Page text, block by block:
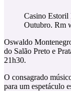
Casino Estoril
Outubro. Rm
Oswaldo
do Salão Preto e
21h30.
O consagrado
para um espetáculo